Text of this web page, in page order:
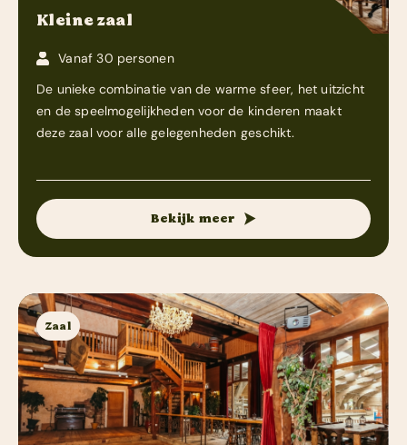
Kleine zaal
Vanaf 30 personen
De unieke combinatie van de warme sfeer, het uitzicht
en de speelmogelijkheden voor de kinderen maakt
deze zaal voor alle gelegenheden geschikt.
Bekijk meer
Zaal